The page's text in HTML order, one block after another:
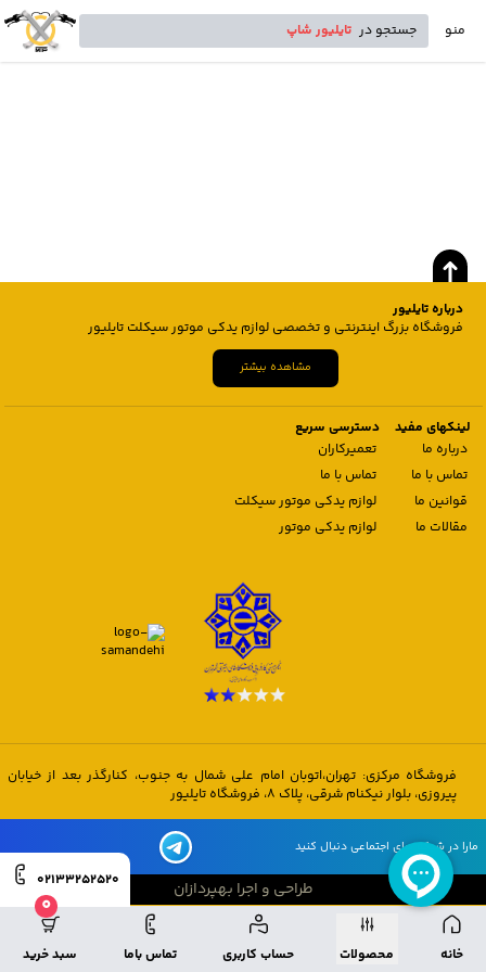
منو جستجو در تایلیور شاپ
خانه محصولات حساب کاربری تماس باما
0
سبد خرید
02133252520
درباره تایلیور
فروشگاه بزرگ اینترنتی و تخصصی لوازم یدکی موتور سیکلت تایلیور
مشاهده بیشتر
لینکهای مفید
درباره ما
تماس با ما
قوانین ما
مقالات ما
دسترسی سریع
تعمیرکاران
تماس با ما
لوازم یدکی موتور سیکلت
لوازم یدکی موتور
فروشگاه مرکزی: تهران،اتوبان امام علی شمال به جنوب، کنارگذر بعد از خیابان
پیروزی، بلوار نیکنام شرقی، پلاک 8، فروشگاه تایلیور
مارا در شبکه های اجتماعی دنبال کنید
طراحی و اجرا بهپردازان
طراحی و اجرا بهپردازان